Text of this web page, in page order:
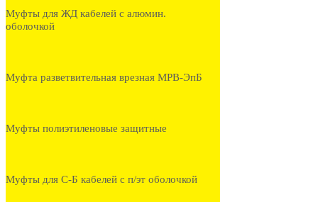
Муфты для ЖД кабелей с алюмин.
оболочкой
Муфта разветвительная врезная МРВ-ЭпБ
Муфты полиэтиленовые защитные
Муфты для С-Б кабелей с п/эт оболочкой